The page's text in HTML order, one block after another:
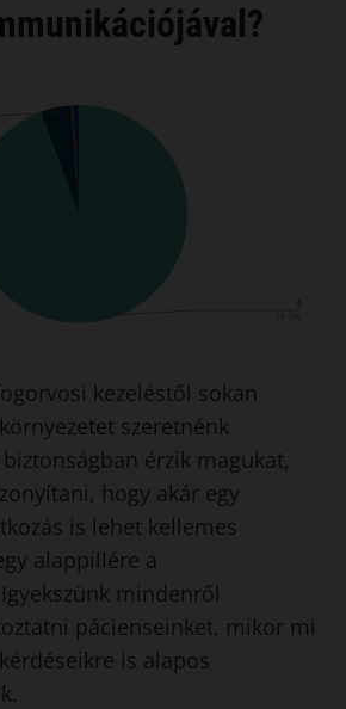
kezeléstől sokan
szeretnénk
érzik magukat,
hogy akár egy
is lehet kellemes
alappillére a
mindenről
pácienseinket, mikor mi
is alapos